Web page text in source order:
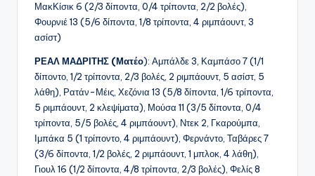
ΜακΚίσικ 6 (2/3 δίποντα, 0/4 τρίποντα, 2/2 βολές),
Φουρνιέ 13 (5/6 δίποντα, 1/8 τρίποντα, 4 ριμπάουντ, 3
ασίστ)
ΡΕΑΛ ΜΑΔΡΙΤΗΣ (Ματέο): Αμπάλδε 3, Καμπάσο 7 (1/1
δίποντο, 1/2 τρίποντα, 2/3 βολές, 2 ριμπάουντ, 5 ασίστ, 5
λάθη), Ρατάν-Μέις, Χεζόνια 13 (5/8 δίποντα, 1/6 τρίποντα,
5 ριμπάουντ, 2 κλεψίματα), Μούσα 11 (3/5 δίποντα, 0/4
τρίποντα, 5/5 βολές, 4 ριμπάουντ), Ντεκ 2, Γκαρούμπα,
Ιμπάκα 5 (1 τρίποντο, 4 ριμπάουντ), Φερνάντο, Ταβάρες 7
(3/6 δίποντα, 1/2 βολές, 2 ριμπάουντ, 1 μπλοκ, 4 λάθη),
Γιουλ 16 (1/2 δίποντα, 4/8 τρίποντα, 2/3 βολές), Φελίς 8